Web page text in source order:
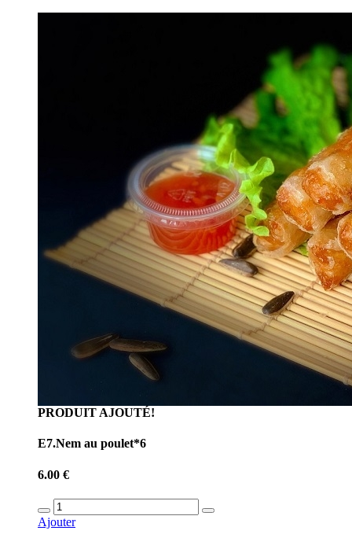
PRODUIT AJOUTÉ!
E7.Nem au poulet*6
6.00 €
Ajouter